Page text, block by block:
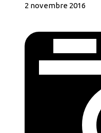
2 novembre 2016